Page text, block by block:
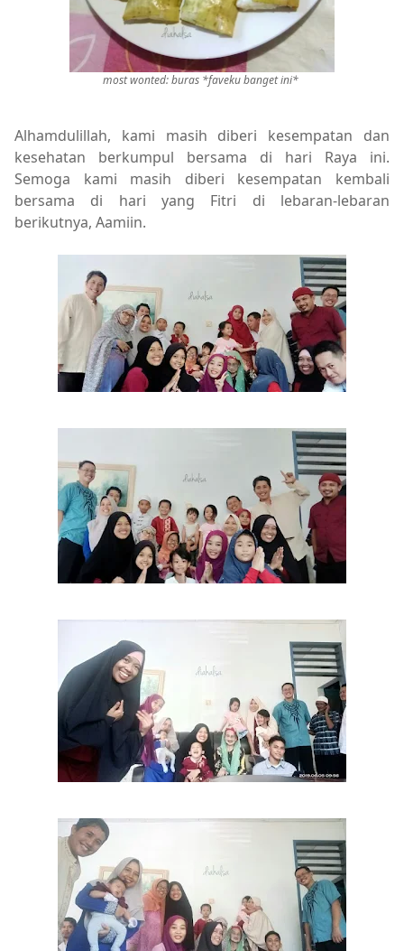
most wonted: buras *faveku banget ini*
Alhamdulillah, kami masih diberi kesempatan dan
kesehatan berkumpul bersama di hari Raya ini.
Semoga kami masih diberi kesempatan kembali
bersama di hari yang Fitri di lebaran-lebaran
berikutnya, Aamiin.